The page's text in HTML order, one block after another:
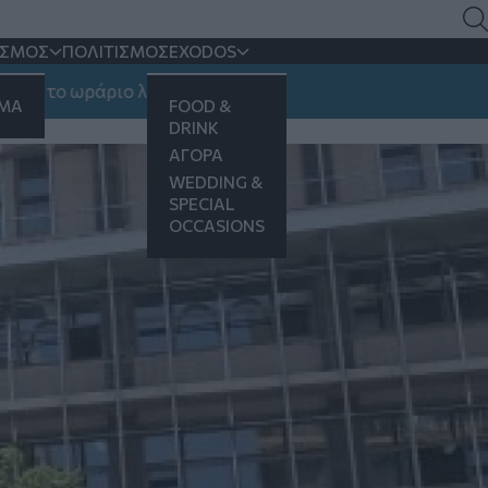
ΠΟΛΙΤΙΣΜΟΣEXODOS
FOOD &
DRINK
ΑΓΟΡΑ
WEDDING &
SPECIAL
OCCASIONS
λειτουργίας
υπόθεση εμπορίας